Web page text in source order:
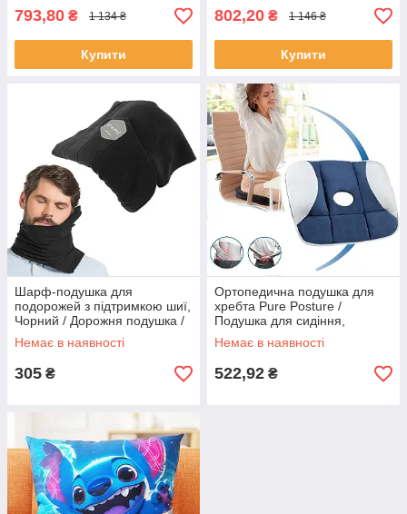
793,80 ₴ 1 134 ₴
Купити
802,20 ₴ 1 146 ₴
Купити
Шарф-подушка для
подорожей з підтримкою шиї,
Чорний / Дорожня подушка /
Подушка для шиї
Немає в наявності
305 ₴
Ортопедична подушка для
хребта Pure Posture /
Подушка для сидіння,
розвантаження хребта
Немає в наявності
522,92 ₴